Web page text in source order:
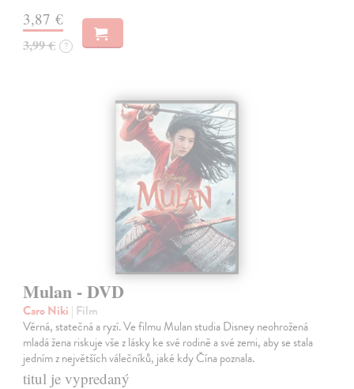
3,87 €
3,99 € ?
Mulan - DVD
Caro Niki | Film
Věrná, statečná a ryzí. Ve filmu Mulan studia Disney neohrožená
mladá žena riskuje vše z lásky ke své rodině a své zemi, aby se stala
jedním z největších válečníků, jaké kdy Čína poznala.
titul je vypredaný